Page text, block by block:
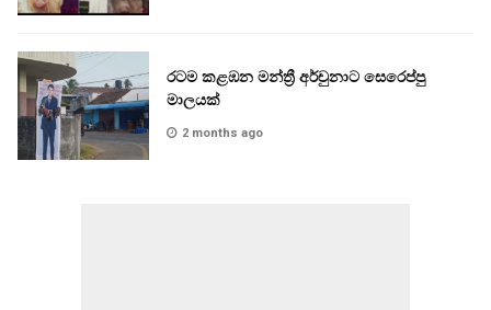
රටම කළඹන මන්ත්‍රී අර්චුනාට සෙරෙප්පු
මාලයක්
2 months ago